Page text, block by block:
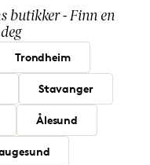
butikker - Finn en
Trondheim
Stavanger
Ålesund